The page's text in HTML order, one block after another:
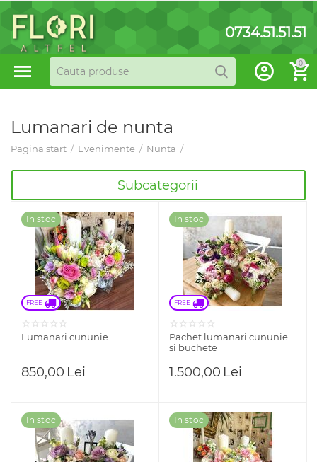
0734.51.51.51
0
Lumanari de nunta
Pagina start / Evenimente / Nunta /
Subcategorii
In stoc
FREE
Lumanari cununie
850,00 Lei
In stoc
FREE
Pachet lumanari cununie
si buchete
1.500,00 Lei
In stoc In stoc